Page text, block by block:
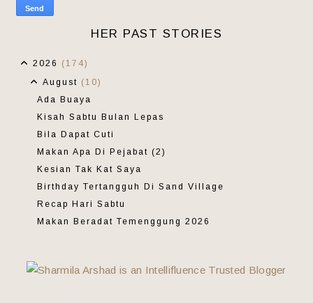
HER PAST STORIES
2026 (174)
August (10)
Ada Buaya
Kisah Sabtu Bulan Lepas
Bila Dapat Cuti
Makan Apa Di Pejabat (2)
Kesian Tak Kat Saya
Birthday Tertangguh Di Sand Village
Recap Hari Sabtu
Makan Beradat Temenggung 2026
July(36)